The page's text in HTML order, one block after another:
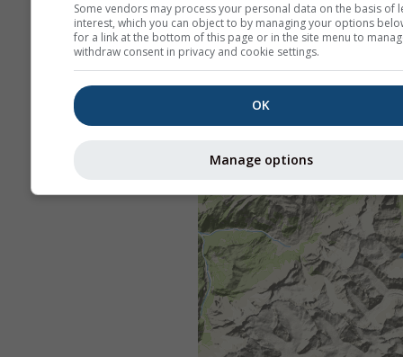
Some vendors may process your personal data on the basis of
interest, which you can object to by managing your options
for a link at the bottom of this page or in the site menu to
withdraw consent in privacy and cookie settings.
OK
Manage options